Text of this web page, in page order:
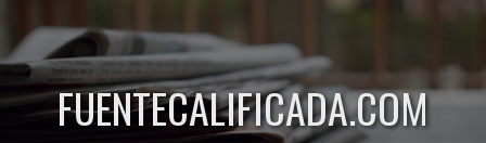
FUENTECALIFICADA.COM